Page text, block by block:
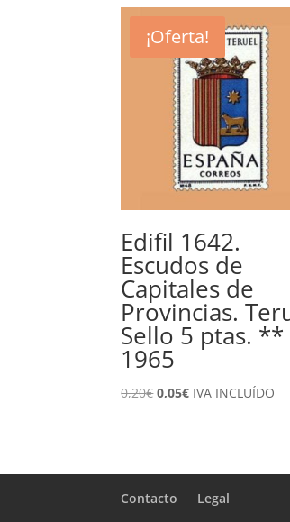
¡Oferta!
Edifil 1642.
Escudos de
Capitales de
Provincias.
Sello 5 ptas. **
1965
0,20€El
0,20€.
0,05€El
0,05€.
IVA INCLUÍDO
Contacto Legal